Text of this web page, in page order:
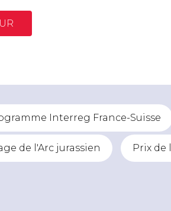
Interreg France-Suisse
de l'Arc jurassien Prix de